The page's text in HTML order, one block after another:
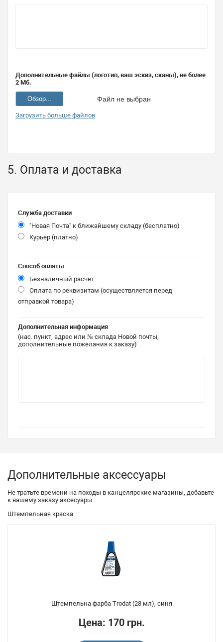
Дополнительные файлы (логотип, ваш эскиз, сканы), не более
2 Мб.
Файл не выбран
Обзор...
Загрузить больше файлов
5. Оплата и доставка
Служба доставки
"Новая Почта" к ближайшему складу (бесплатно)
Курьер (платно)
Способ оплаты
Безналичный расчет
Оплата по реквизитам (осуществляется перед
отправкой товара)
Дополнительная информация
(нас. пункт, адрес или № склада Новой почты,
дополнительные пожелания к заказу)
Дополнительные аксессуары
Не тратьте времени на походы в канцелярские магазины, добавьте
к вашему заказу аксесуары
Штемпельная краска
Штемпельна фарба Trodat (28 мл), синя
Цена: 170 грн.